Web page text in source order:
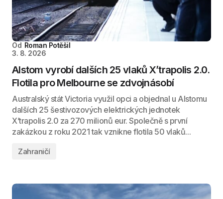
Od Roman Potěšil
3. 8. 2026
Alstom vyrobí dalších 25 vlaků X’trapolis 2.0.
Flotila pro Melbourne se zdvojnásobí
Australský stát Victoria využil opci a objednal u Alstomu
dalších 25 šestivozových elektrických jednotek
X’trapolis 2.0 za 270 milionů eur. Společně s první
zakázkou z roku 2021 tak vznikne flotila 50 vlaků...
Zahraničí